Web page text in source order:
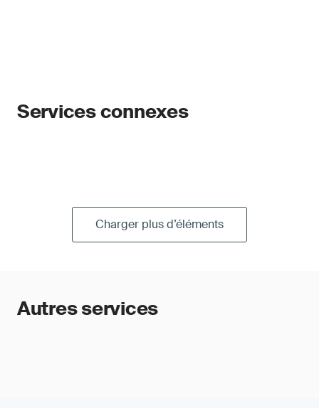
Services connexes
Charger plus d’éléments
Autres services